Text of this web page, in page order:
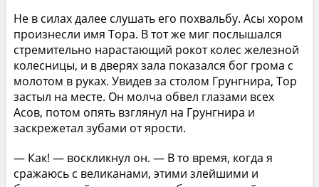
Не в силах далее слушать его похвальбу. Асы хором
произнесли имя Тора. В тот же миг послышался
стремительно нарастающий рокот колес железной
колесницы, и в дверях зала показался бог грома с
молотом в руках. Увидев за столом Грунгнира, Тор
застыл на месте. Он молча обвел глазами всех
Асов, потом опять взглянул на Грунгнира и
заскрежетал зубами от ярости.
— Как! — воскликнул он. — В то время, когда я
сражаюсь с великанами, этими злейшими и